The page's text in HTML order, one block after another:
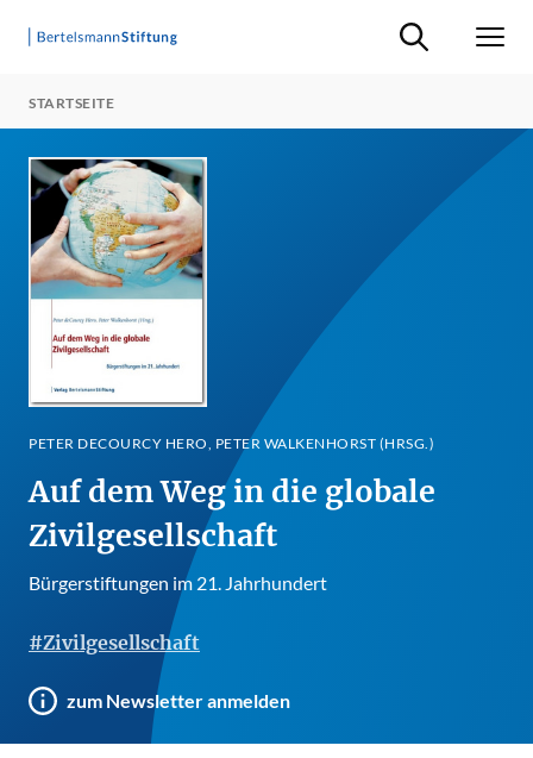
Suche ein-/
STARTSEITE
PETER DECOURCY HERO, PETER WALKENHORST (HRSG.)
Auf dem Weg in die globale
Zivilgesellschaft
Bürgerstiftungen im 21. Jahrhundert
#Zivilgesellschaft
zum Newsletter anmelden